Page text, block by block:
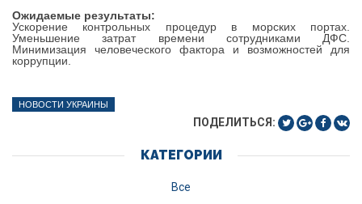
Ожидаемые результаты:
Ускорение контрольных процедур в морских портах.
Уменьшение затрат времени сотрудниками ДФС.
Минимизация человеческого фактора и возможностей для
коррупции.
НОВОСТИ УКРАИНЫ
ПОДЕЛИТЬСЯ:
КАТЕГОРИИ
Все